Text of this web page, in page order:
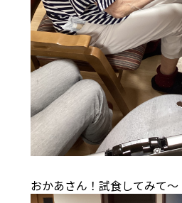
おかあさん！試食してみて～